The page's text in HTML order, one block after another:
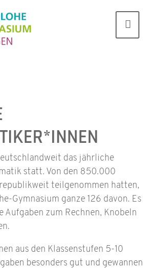
das jährliche
statt. Von den 850.000
teilgenommen hatten,
Gymnasium ganze 126 davon. Es
Aufgaben zum Rechnen, Knobeln
aus den Klassenstufen 5-10
besonders gut und gewannen